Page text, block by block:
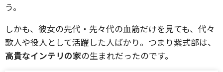
う。
しかも、彼女の先代・先々代の血筋だけを見ても、代々
歌人や役人として活躍した人ばかり。つまり紫式部は、
高貴なインテリの家の生まれだったのです。